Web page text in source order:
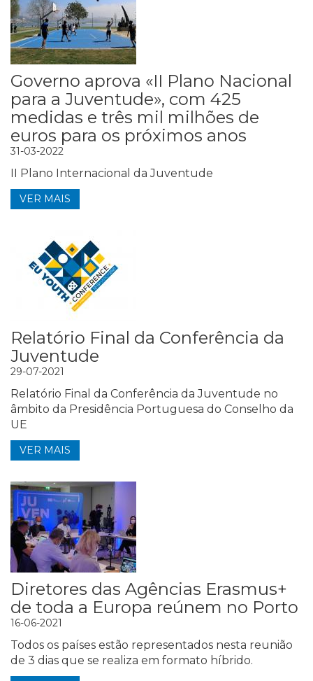
Governo aprova «II Plano Nacional
para a Juventude», com 425
medidas e três mil milhões de
euros para os próximos anos
31-03-2022
II Plano Internacional da Juventude
VER MAIS
Relatório Final da Conferência da
Juventude
29-07-2021
Relatório Final da Conferência da Juventude no
âmbito da Presidência Portuguesa do Conselho da
UE
VER MAIS
Diretores das Agências Erasmus+
de toda a Europa reúnem no Porto
16-06-2021
Todos os países estão representados nesta reunião
de 3 dias que se realiza em formato híbrido.